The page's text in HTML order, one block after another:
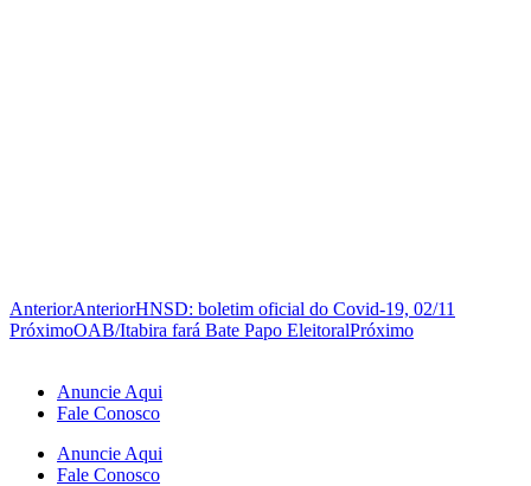
AnteriorAnteriorHNSD: boletim oficial do Covid-19, 02/11
PróximoOAB/Itabira fará Bate Papo EleitoralPróximo
Anuncie Aqui
Fale Conosco
Anuncie Aqui
Fale Conosco